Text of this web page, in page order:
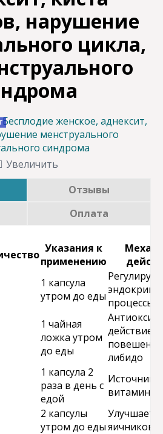
нарушение
цикла,
Увеличить
Отзывы
Оплата
Указания к
применению
1 капсула
утром до еды
Регулирует
процессы
1 чайная
ложка утром
до еды
действие,
повешение
либидо
1 капсула 2
раза в день с
едой
Источник
витамина Е
2 капсулы
утром до еды
Улучшает
яичников